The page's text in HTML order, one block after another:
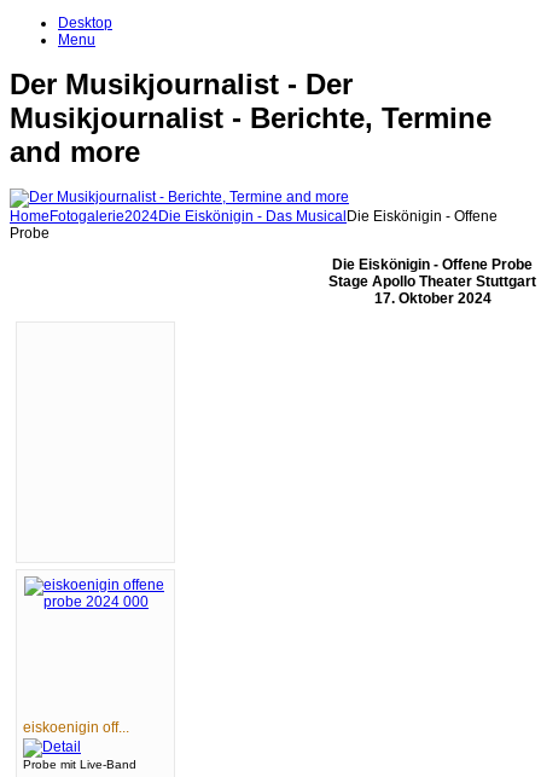
Desktop
Menu
Der Musikjournalist - Der
Musikjournalist - Berichte, Termine
and more
Home Fotogalerie2024Die Eiskönigin - Das Musical Die Eiskönigin - Offene
Probe
Die Eiskönigin - Offene Probe
Stage Apollo Theater Stuttgart
17. Oktober 2024
eiskoenigin off...
Probe mit Live-Band